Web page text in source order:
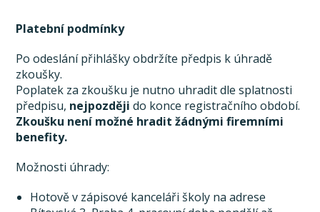
Platební podmínky
Po odeslání přihlášky obdržíte předpis k úhradě
zkoušky.
Poplatek za zkoušku je nutno uhradit dle splatnosti
předpisu, nejpozději do konce registračního období.
Zkoušku není možné hradit žádnými firemními
benefity.
Možnosti úhrady:
Hotově v zápisové kanceláři školy na adrese